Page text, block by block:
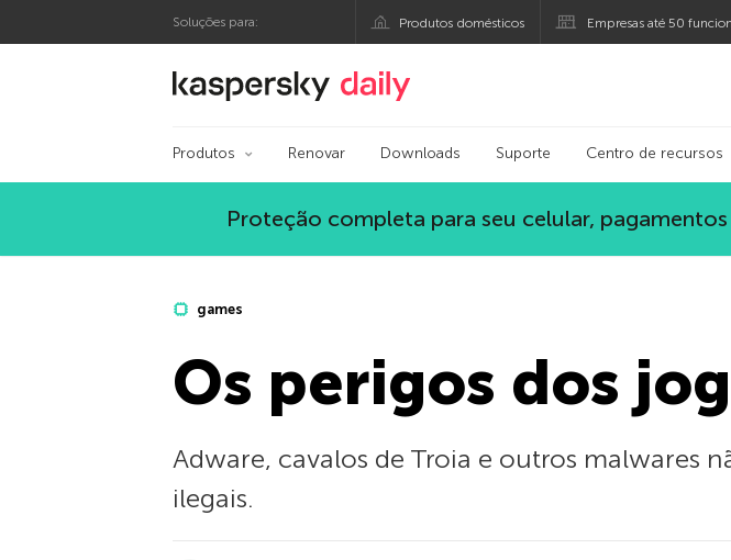
Soluções para: Produtos domésticos Empresas até 50
Blog oficial da Kaspersky
Produtos Renovar Downloads Suporte Centro de recursos
Proteção completa para seu celular,
games
Os perigos dos
Adware, cavalos de Troia e outros malwares
ilegais.